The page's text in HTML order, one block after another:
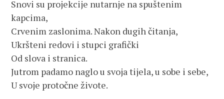
Snovi su projekcije nutarnje na spuštenim
kapcima,
Crvenim zaslonima. Nakon dugih čitanja,
Ukršteni redovi i stupci grafički
Od slova i stranica.
Jutrom padamo naglo u svoja tijela, u sobe i sebe,
U svoje protočne živote.